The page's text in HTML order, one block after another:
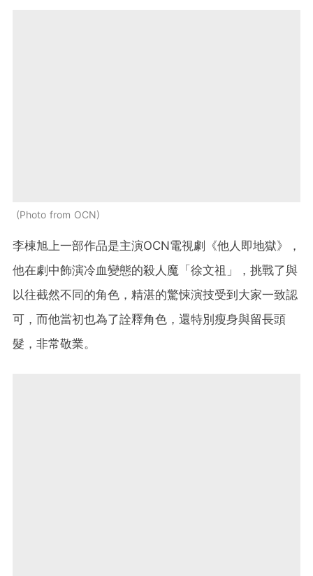
Photo from OCN
李棟旭上一部作品是主演OCN電視劇《他人即地獄》，
他在劇中飾演冷血變態的殺人魔「徐文祖」，挑戰了與
以往截然不同的角色，精湛的驚悚演技受到大家一致認
可，而他當初也為了詮釋角色，還特別瘦身與留長頭
髮，非常敬業。